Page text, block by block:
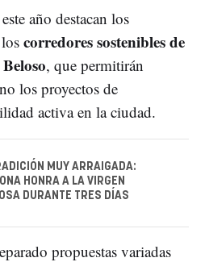
año destacan los
corredores sostenibles de
, que permitirán
los proyectos de
activa en la ciudad.
MUY ARRAIGADA:
HONRA A LA VIRGEN
DURANTE TRES DÍAS
propuestas variadas